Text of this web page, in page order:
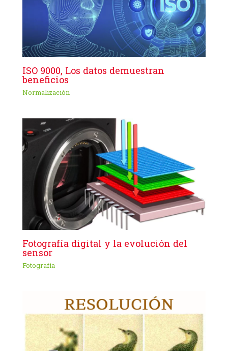
ISO 9000, Los datos demuestran
beneficios
Normalización
Fotografía digital y la evolución del
sensor
Fotografía